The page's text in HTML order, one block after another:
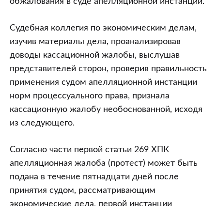
Судебная коллегия по экономическим делам,
изучив материалы дела, проанализировав
доводы кассационной жалобы, выслушав
представителей сторон, проверив правильность
применения судом апелляционной инстанции
норм процессуального права, признала
кассационную жалобу необоснованной, исходя
из следующего.
Согласно части первой статьи 269 ХПК
апелляционная жалоба (протест) может быть
подана в течение пятнадцати дней после
принятия судом, рассматривающим
экономические дела, первой инстанции